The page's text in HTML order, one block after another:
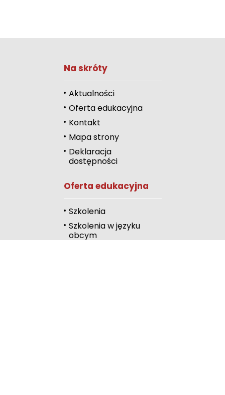
Na skróty
Aktualności
Oferta edukacyjna
Kontakt
Mapa strony
Deklaracja
dostępności
Oferta edukacyjna
Szkolenia
Szkolenia w języku
obcym